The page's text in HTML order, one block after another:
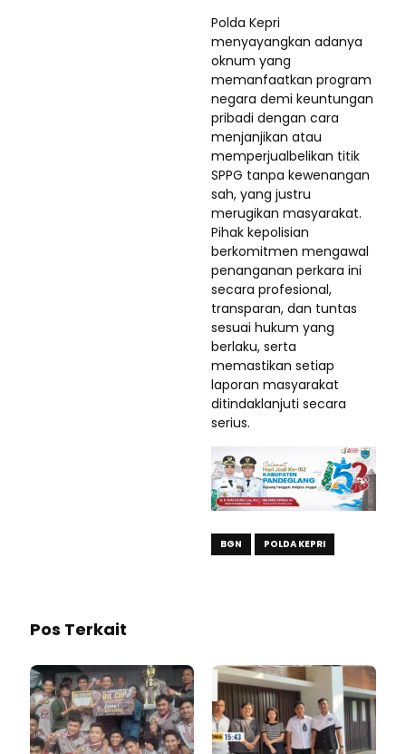
Polda Kepri
menyayangkan adanya
oknum yang
memanfaatkan program
negara demi keuntungan
pribadi dengan cara
menjanjikan atau
memperjualbelikan titik
SPPG tanpa kewenangan
sah, yang justru
merugikan masyarakat.
Pihak kepolisian
berkomitmen mengawal
penanganan perkara ini
secara profesional,
transparan, dan tuntas
sesuai hukum yang
berlaku, serta
memastikan setiap
laporan masyarakat
ditindaklanjuti secara
serius.
BGN POLDA KEPRI
Pos Terkait